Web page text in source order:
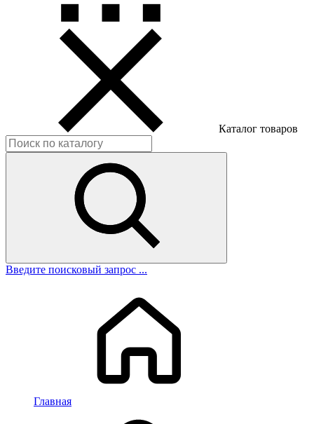
Каталог товаров
Введите поисковый запрос ...
Главная